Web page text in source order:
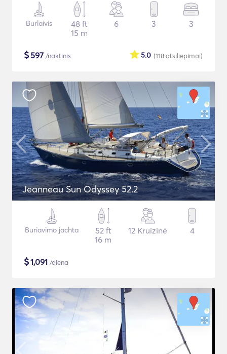
Burlaivis
48 ft
15 m
6 3 3
$597 /naktinis (118atsiliepimai)
5.0
Jeanneau Sun Odyssey 52.2
Buriavimo jachta
52 ft
16 m
12 Kruizinė 4
$1,091 /diena